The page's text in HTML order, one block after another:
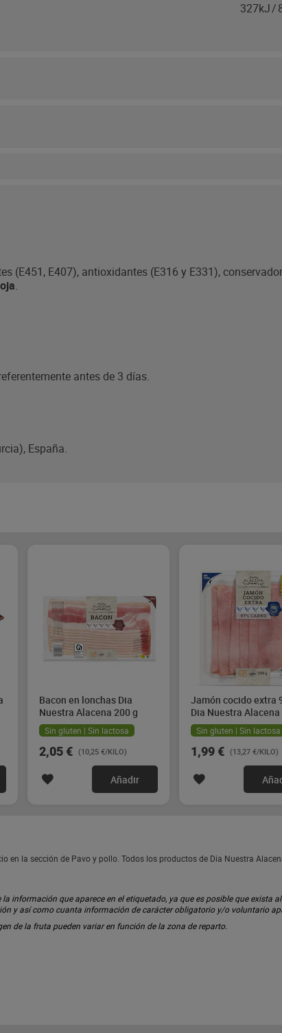
327kJ/
(E451, E407), antioxidantes (E316 y E331), conservador
.
antes de 3 días.
España.
Bacon en lonchas Dia
Nuestra Alacena 200 g
Sin gluten | Sin lactosa
2,05 € (10,25 €/KILO)
Añadir
Jamón cocido extra
Dia Nuestra Alacena
Sin gluten | Sin lactosa
1,99 € (13,27 €/KILO)
en la sección de Pavo y pollo. Todos los productos de Dia Nuestra
información que aparece en el etiquetado, ya que es posible que
y así como cuanta información de carácter obligatorio y/o voluntario
de la fruta pueden variar en función de la zona de reparto.